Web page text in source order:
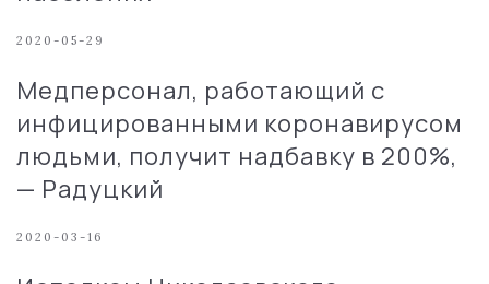
2020-05-29
Медперсонал, работающий с
инфицированными коронавирусом
людьми, получит надбавку в 200%,
— Радуцкий
2020-03-16